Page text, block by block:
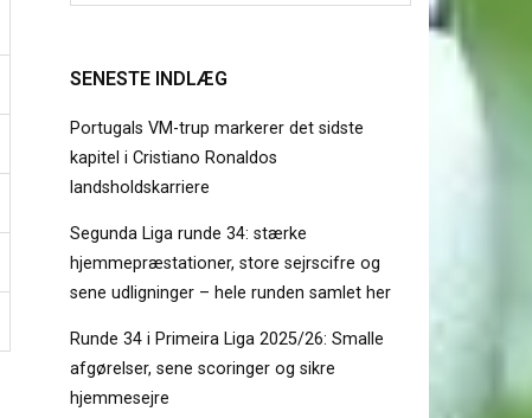
SENESTE INDLÆG
Portugals VM-trup markerer det sidste
kapitel i Cristiano Ronaldos
landsholdskarriere
Segunda Liga runde 34: stærke
hjemmepræstationer, store sejrscifre og
sene udligninger – hele runden samlet her
Runde 34 i Primeira Liga 2025/26: Smalle
afgørelser, sene scoringer og sikre
hjemmesejre